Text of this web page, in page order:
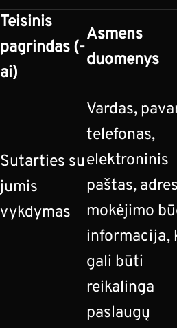
Teisinis
pagrindas (-
ai)
Asmens
duomenys
Sutarties su
jumis
vykdymas
Vardas,
telefonas,
elektroninis
paštas,
mokėjimo
informacija,
gali būti
reikalinga
paslaugų